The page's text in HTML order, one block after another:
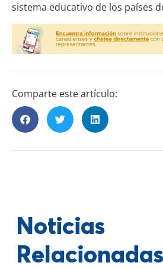
sistema educativo de los países
Comparte este artículo:
Noticias
Relacionadas